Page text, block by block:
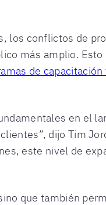
los conflictos de
más amplio.
de
en el
dijo Tim
este nivel de
que también